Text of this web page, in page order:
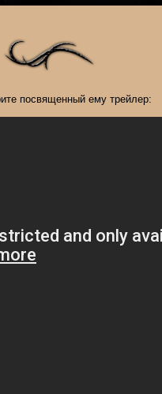
посвященный ему трейлер: